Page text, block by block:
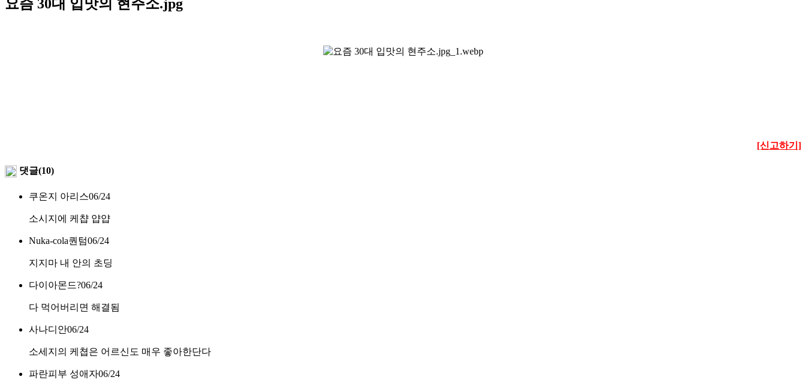
요즘 30대 입맛의 현주소.jpg
[신고하기]
댓글(10)
쿠온지 아리스06/24
소시지에 케챱 얍얍
Nuka-cola퀀텀06/24
지지마 내 안의 초딩
다이아몬드?06/24
다 먹어버리면 해결됨
사나디안06/24
소세지의 케쳡은 어르신도 매우 좋아한단다
파란피부 성애자06/24